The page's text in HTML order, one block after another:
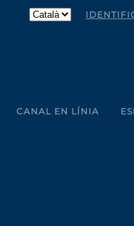
CANAL EN LÍNIA